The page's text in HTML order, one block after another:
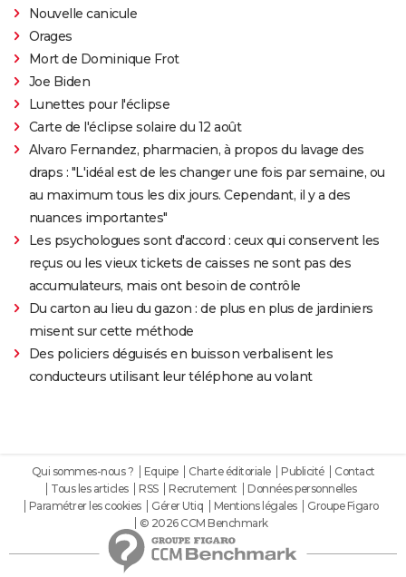
Nouvelle canicule
Orages
Mort de Dominique Frot
Joe Biden
Lunettes pour l'éclipse
Carte de l'éclipse solaire du 12 août
Alvaro Fernandez, pharmacien, à propos du lavage des
draps : "L'idéal est de les changer une fois par semaine, ou
au maximum tous les dix jours. Cependant, il y a des
nuances importantes"
Les psychologues sont d'accord : ceux qui conservent les
reçus ou les vieux tickets de caisses ne sont pas des
accumulateurs, mais ont besoin de contrôle
Du carton au lieu du gazon : de plus en plus de jardiniers
misent sur cette méthode
Des policiers déguisés en buisson verbalisent les
conducteurs utilisant leur téléphone au volant
Qui sommes-nous ? Equipe Charte éditoriale Publicité
Contact
Tous les articles
RSS Recrutement
Données personnelles
Paramétrer les cookies
Gérer Utiq Mentions légales
Groupe Figaro
© 2026 CCM Benchmark